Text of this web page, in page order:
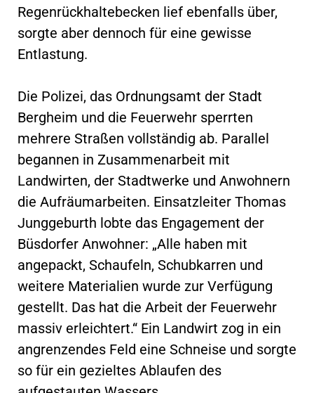
Regenrückhaltebecken lief ebenfalls über,
sorgte aber dennoch für eine gewisse
Entlastung.
Die Polizei, das Ordnungsamt der Stadt
Bergheim und die Feuerwehr sperrten
mehrere Straßen vollständig ab. Parallel
begannen in Zusammenarbeit mit
Landwirten, der Stadtwerke und Anwohnern
die Aufräumarbeiten. Einsatzleiter Thomas
Junggeburth lobte das Engagement der
Büsdorfer Anwohner: „Alle haben mit
angepackt, Schaufeln, Schubkarren und
weitere Materialien wurde zur Verfügung
gestellt. Das hat die Arbeit der Feuerwehr
massiv erleichtert.“ Ein Landwirt zog in ein
angrenzendes Feld eine Schneise und sorgte
so für ein gezieltes Ablaufen des